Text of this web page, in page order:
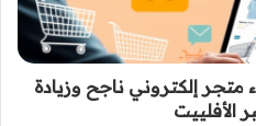
متجر إلكتروني ناجح وزيادة
الأفلييت